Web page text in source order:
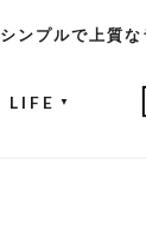
シンプルで上質
LIFE ▼